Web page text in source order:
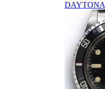
DAYTONA